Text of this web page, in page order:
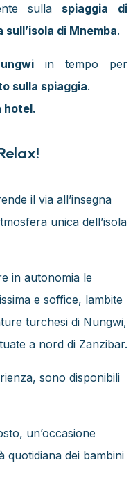
sulla spiaggia di
sull’isola di Mnemba.
in tempo per
sulla spiaggia.
hotel.
il via all’insegna
unica dell’isola
in autonomia le
e soffice, lambite
turchesi di Nungwi,
a nord di Zanzibar.
sono disponibili
un’occasione
quotidiana dei bambini